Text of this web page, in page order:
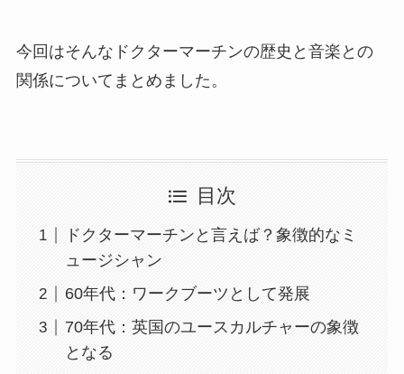
今回はそんなドクターマーチンの歴史と音楽との
関係についてまとめました。
目次
ドクターマーチンと言えば？象徴的なミ
ュージシャン
60年代：ワークブーツとして発展
70年代：英国のユースカルチャーの象徴
となる